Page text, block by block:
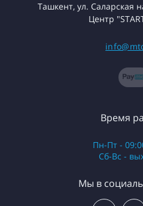
Ташкент, ул. Саларская
Центр
Время
Пн-Пт -
Сб-Вс -
Мы в